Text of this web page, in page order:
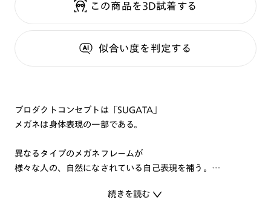
この商品を3D試着する
似合い度を判定する
プロダクトコンセプトは「SUGATA」
メガネは身体表現の一部である。
異なるタイプのメガネフレームが
様々な人の、自然になされている自己表現を補う。
メガネのデザインは人が掛けることで完成し
続きを読む